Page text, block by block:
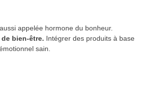
appelée hormone du bonheur.
bien-être. Intégrer des produits à base
sain.